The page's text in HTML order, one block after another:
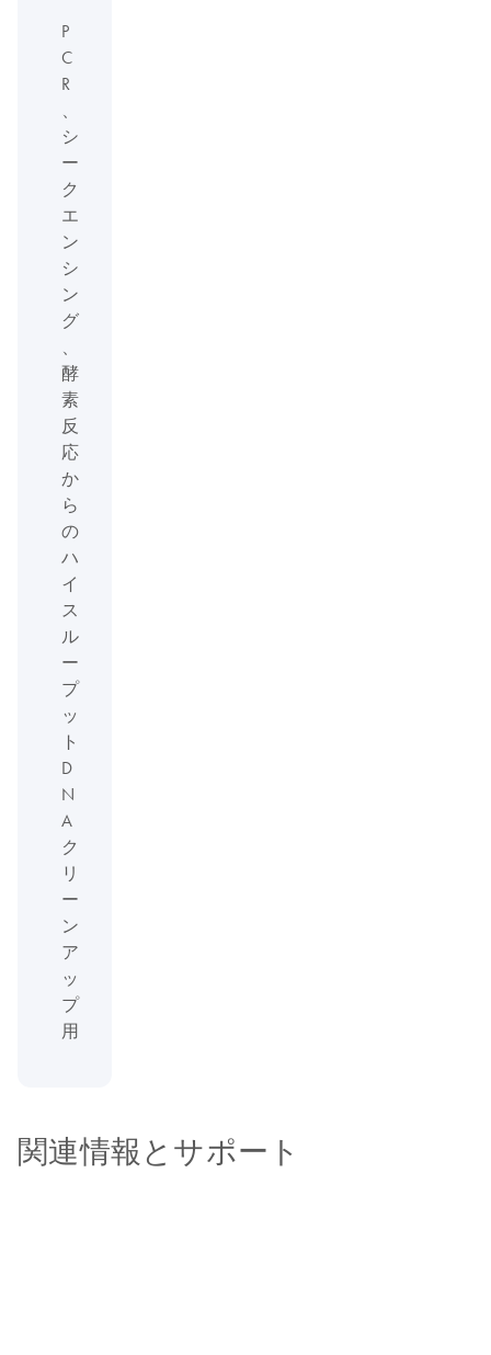
P
C
R
シ
ー
ク
エ
ン
シ
ン
グ
酵
素
反
応
か
ら
の
ハ
イ
ス
ル
ー
プ
ッ
ト
D
N
A
ク
リ
ー
ン
ア
ッ
プ
用
関連情報とサポート